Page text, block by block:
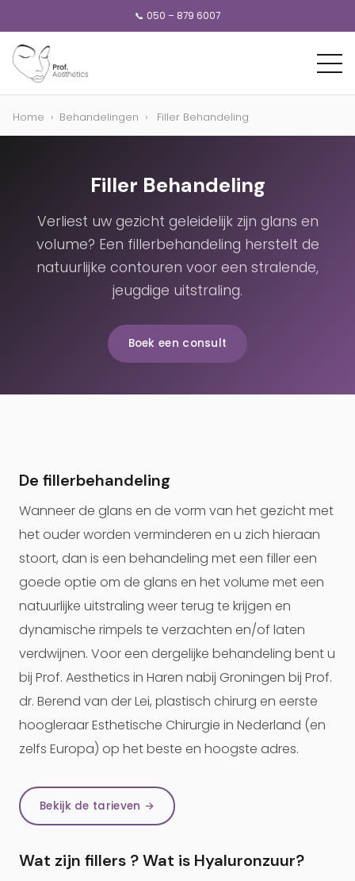
📞 050 – 879 6007
Home › Behandelingen › Filler Behandeling
Filler Behandeling
Verliest uw gezicht geleidelijk zijn glans en
volume? Een fillerbehandeling herstelt de
natuurlijke contouren voor een stralende,
jeugdige uitstraling.
Boek een consult
De fillerbehandeling
Wanneer de glans en de vorm van het gezicht met
het ouder worden verminderen en u zich hieraan
stoort, dan is een behandeling met een filler een
goede optie om de glans en het volume met een
natuurlijke uitstraling weer terug te krijgen en
dynamische rimpels te verzachten en/of laten
verdwijnen. Voor een dergelijke behandeling bent u
bij Prof. Aesthetics in Haren nabij Groningen bij Prof.
dr. Berend van der Lei, plastisch chirurg en eerste
hoogleraar Esthetische Chirurgie in Nederland (en
zelfs Europa) op het beste en hoogste adres.
Bekijk de tarieven →
Wat zijn fillers ? Wat is Hyaluronzuur?